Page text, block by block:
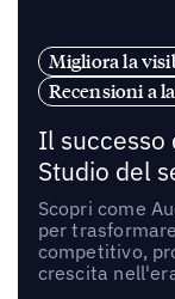
Migliora la
Recensioni a
Il successo
Studio del
Scopri come
per
competitivo,
crescita